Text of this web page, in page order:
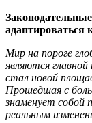
адаптироваться
Мир на пороге
являются
стал новой
Прошедшая с
знаменует собой
реальным